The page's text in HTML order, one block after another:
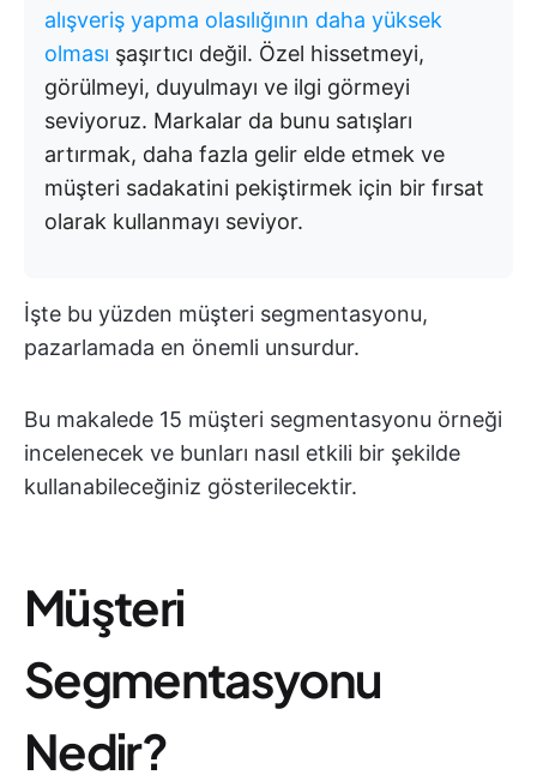
alışveriş yapma olasılığının daha yüksek
olması şaşırtıcı değil. Özel hissetmeyi,
görülmeyi, duyulmayı ve ilgi görmeyi
seviyoruz. Markalar da bunu satışları
artırmak, daha fazla gelir elde etmek ve
müşteri sadakatini pekiştirmek için bir fırsat
olarak kullanmayı seviyor.
İşte bu yüzden müşteri segmentasyonu,
pazarlamada en önemli unsurdur.
Bu makalede 15 müşteri segmentasyonu örneği
incelenecek ve bunları nasıl etkili bir şekilde
kullanabileceğiniz gösterilecektir.
Müşteri
Segmentasyonu
Nedir?